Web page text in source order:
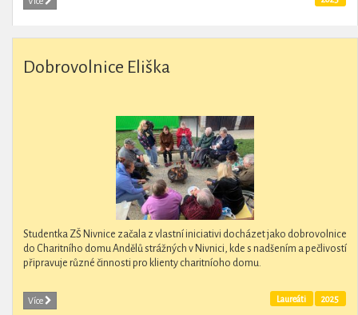
Dobrovolnice Eliška
Studentka ZŠ Nivnice začala z vlastní iniciativi docházet jako dobrovolnice
do Charitního domu Andělů strážných v Nivnici, kde s nadšením a pečlivostí
připravuje různé činnosti pro klienty charitníoho domu.
Více 2025
Laureáti